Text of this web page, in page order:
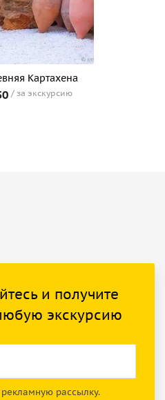
Картахена
за экскурсию
и получите
экскурсию
рекламную рассылку.